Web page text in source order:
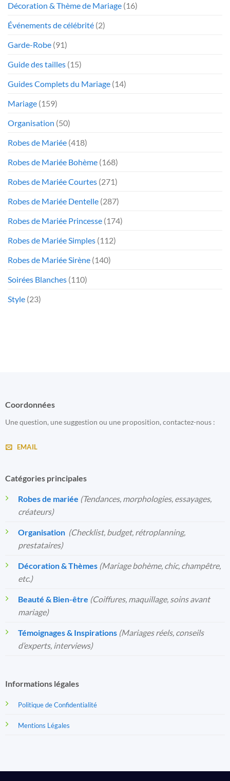
Décoration & Thème de Mariage (16)
Événements de célébrité (2)
Garde-Robe (91)
Guide des tailles (15)
Guides Complets du Mariage (14)
Mariage (159)
Organisation (50)
Robes de Mariée (418)
Robes de Mariée Bohème (168)
Robes de Mariée Courtes (271)
Robes de Mariée Dentelle (287)
Robes de Mariée Princesse (174)
Robes de Mariée Simples (112)
Robes de Mariée Sirène (140)
Soirées Blanches (110)
Style (23)
Coordonnées
Une question, une suggestion ou une proposition, contactez-nous :
EMAIL
Catégories principales
Robes de mariée (Tendances, morphologies, essayages,
créateurs)
Organisation️ (Checklist, budget, rétroplanning,
prestataires)
Décoration & Thèmes (Mariage bohème, chic, champêtre,
etc.)
Beauté & Bien-être (Coiffures, maquillage, soins avant
mariage)
Témoignages & Inspirations (Mariages réels, conseils
d’experts, interviews)
Informations légales
Politique de Confidentialité
Mentions Légales